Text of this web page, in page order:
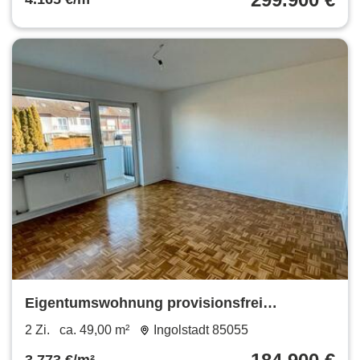
Eigentumswohnung provisionsfrei
einzugsbereit
2 Zi. ca. 49,00 m² Ingolstadt 85055